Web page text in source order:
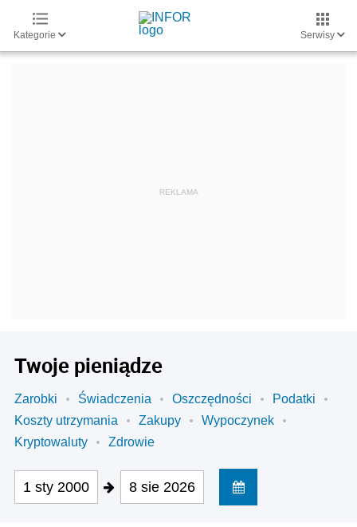
Kategorie Serwisy
Twoje pieniądze
Zarobki Świadczenia Oszczędności
Podatki
Koszty utrzymania
Zakupy
Wypoczynek
Kryptowaluty
Zdrowie
1 sty 2000 8 sie 2026